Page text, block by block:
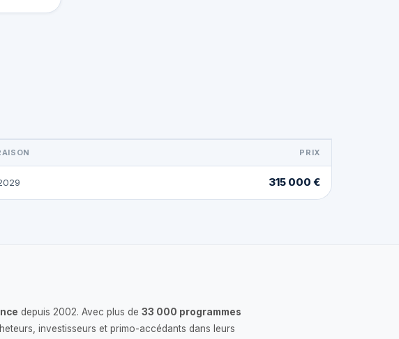
PRIX
315 000 €
depuis 2002. Avec plus de 33 000 programmes
investisseurs et primo-accédants dans leurs